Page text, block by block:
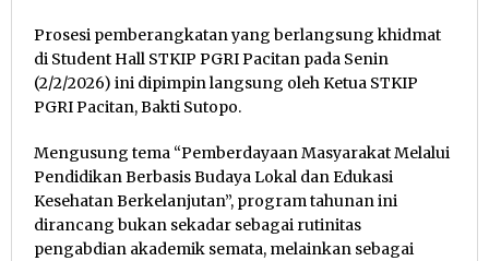
Prosesi pemberangkatan yang berlangsung khidmat
di Student Hall STKIP PGRI Pacitan pada Senin
(2/2/2026) ini dipimpin langsung oleh Ketua STKIP
PGRI Pacitan, Bakti Sutopo.
Mengusung tema “Pemberdayaan Masyarakat Melalui
Pendidikan Berbasis Budaya Lokal dan Edukasi
Kesehatan Berkelanjutan”, program tahunan ini
dirancang bukan sekadar sebagai rutinitas
pengabdian akademik semata, melainkan sebagai